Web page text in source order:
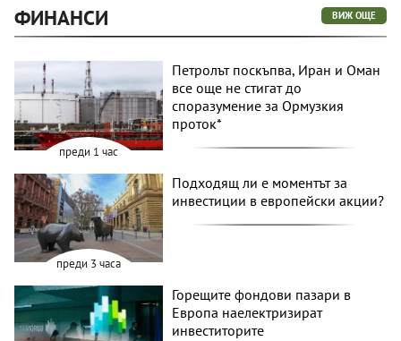
ФИНАНСИ ВИЖ ОЩЕ
преди 1 час
Петролът поскъпва, Иран и Оман
все още не стигат до
споразумение за Ормузкия
проток*
преди 3 часа
Подходящ ли е моментът за
инвестиции в европейски акции?
Горещите фондови пазари в
Европа наелектризират
инвеститорите